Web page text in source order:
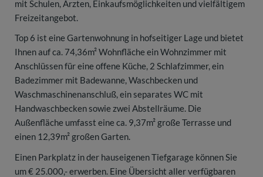
mit Schulen, Ärzten, Einkaufsmöglichkeiten und vielfältigem
Freizeitangebot.
Top 6 ist eine Gartenwohnung in hofseitiger Lage und bietet
Ihnen auf ca. 74,36m² Wohnfläche ein Wohnzimmer mit
Anschlüssen für eine offene Küche, 2 Schlafzimmer, ein
Badezimmer mit Badewanne, Waschbecken und
Waschmaschinenanschluß, ein separates WC mit
Handwaschbecken sowie zwei Abstellräume. Die
Außenfläche umfasst eine ca. 9,37m² große Terrasse und
einen 12,39m² großen Garten.
Einen Parkplatz in der hauseigenen Tiefgarage können Sie
um € 25.000,- erwerben. Eine Übersicht aller verfügbaren